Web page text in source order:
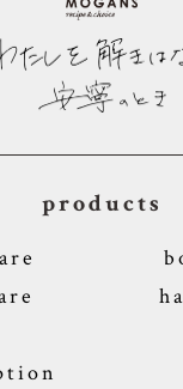
products